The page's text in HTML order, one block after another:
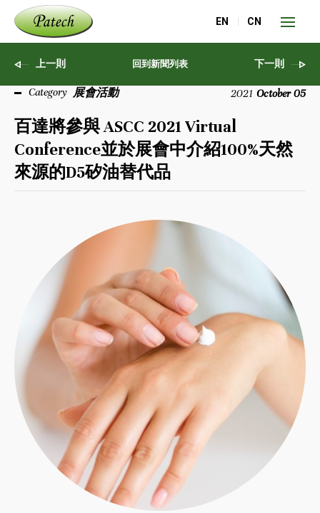
EN CN
上一則 回到新聞列表 下一則
展會活動 2021 October 05
百達將參與 ASCC 2021 Virtual
Conference並於展會中介紹100%天然
來源的D5矽油替代品